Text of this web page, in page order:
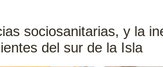
sociosanitarias, y la
del sur de la Isla